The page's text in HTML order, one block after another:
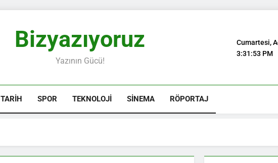
Bizyazıyoruz
Yazının Gücü!
Cumartesi,
3:31:53 PM
TARIH SPOR TEKNOLOJI SINEMA RÖPORTAJ